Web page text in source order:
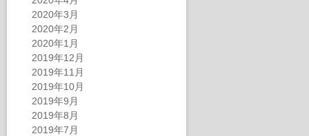
2020年3月
2020年2月
2020年1月
2019年12月
2019年11月
2019年10月
2019年9月
2019年8月
2019年7月